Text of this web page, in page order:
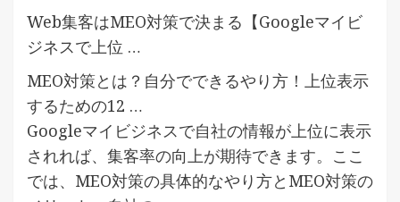
Web集客はMEO対策で決まる【Googleマイビ
ジネスで上位 …
MEO対策とは？自分でできるやり方！上位表示
するための12 …
Googleマイビジネスで自社の情報が上位に表示
されれば、集客率の向上が期待できます。ここ
では、MEO対策の具体的なやり方とMEO対策の